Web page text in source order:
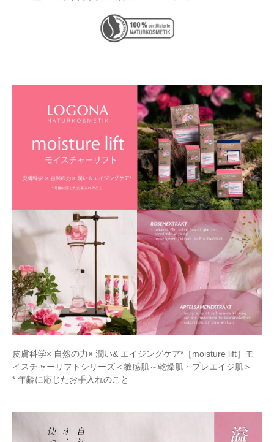
皮膚科学× 自然の力× 潤い& エイジングケア*［moisture lift］モ
イスチャーリフトシリーズ＜敏感肌～乾燥肌・プレエイジ肌＞
* 年齢に応じたお手入れのこと